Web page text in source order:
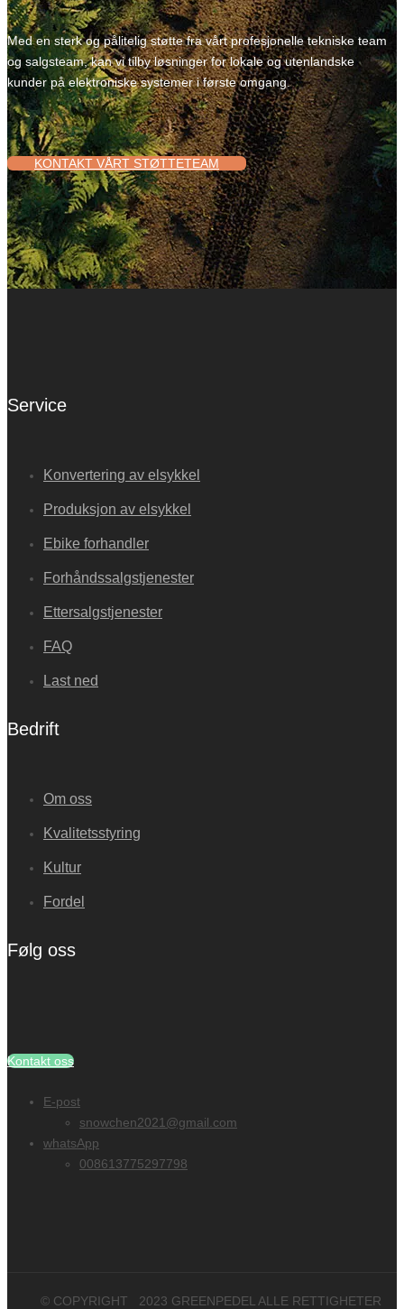
Med en sterk og pålitelig støtte fra vårt profesjonelle tekniske team
og salgsteam, kan vi tilby løsninger for lokale og utenlandske
kunder på elektroniske systemer i første omgang.
KONTAKT VÅRT STØTTETEAM
Service
Konvertering av elsykkel
Produksjon av elsykkel
Ebike forhandler
Forhåndssalgstjenester
Ettersalgstjenester
FAQ
Last ned
Bedrift
Om oss
Kvalitetsstyring
Kultur
Fordel
Følg oss
Kontakt oss
E-post
snowchen2021@gmail.com
whatsApp
008613775297798
© COPYRIGHT 2023 GREENPEDEL ALLE RETTIGHETER